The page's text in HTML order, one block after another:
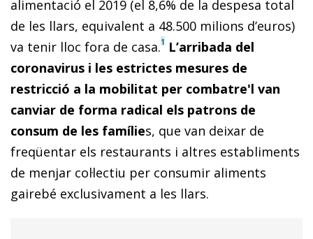
alimentació el 2019 (el 8,6% de la despesa total
de les llars, equivalent a 48.500 milions d’euros)
va tenir lloc fora de casa.1 L’arribada del
coronavirus i les estrictes mesures de
restricció a la mobilitat per combatre'l van
canviar de forma radical els patrons de
consum de les famílies, que van deixar de
freqüentar els restaurants i altres establiments
de menjar col·lectiu per consumir aliments
gairebé exclusivament a les llars.